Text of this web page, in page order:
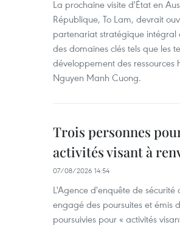
La prochaine visite d'État en
République, To Lam, devrait
partenariat stratégique intégral
des domaines clés tels que les
développement des ressources
Nguyen Manh Cuong.
Trois personnes
activités visant à
07/08/2026 14:54
L'Agence d'enquête de
engagé des poursuites et émis
poursuivies pour « activités